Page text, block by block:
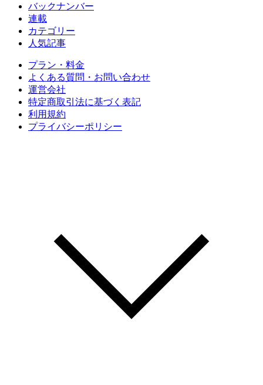
バックナンバー
連載
カテゴリー
人気記事
プラン・料金
よくある質問・お問い合わせ
運営会社
特定商取引法に基づく表記
利用規約
プライバシーポリシー